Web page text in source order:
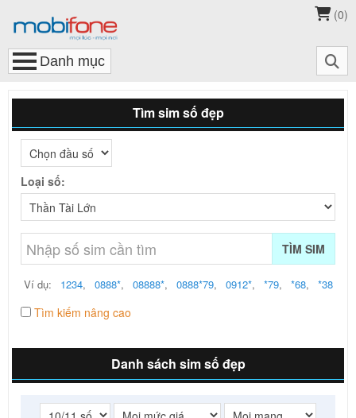
(0)
Tìm sim số đẹp
Loại số:
TÌM SIM
Ví dụ: 1234, 0888*, 08888*, 0888*79, 0912*, *79, *68, *38
Tìm kiếm nâng cao
Danh sách sim số đẹp